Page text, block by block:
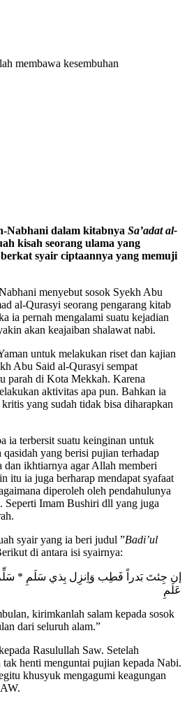
membawa kesembuhan
Nabhani dalam kitabnya Sa’adat al-
kisah seorang ulama yang
syair ciptaannya yang memuji
menyebut sosok Syekh Abu
al-Qurasyi seorang pengarang kitab
ia pernah mengalami suatu kejadian
akan keajaiban shalawat nabi.
untuk melakukan riset dan kajian
Abu Said al-Qurasyi sempat
parah di Kota Mekkah. Karena
aktivitas apa pun. Bahkan ia
yang sudah tidak bisa diharapkan
ia terbersit suatu keinginan untuk
qasidah yang berisi pujian terhadap
ikhtiarnya agar Allah memberi
itu ia juga berharap mendapat syafaat
diperoleh oleh pendahulunya
Seperti Imam Bushiri dll yang juga
syair yang ia beri judul ”Badi’ul
di antara isi syairnya:
إن جِئتَ بَدراً فَطِب وَاِنزِل بِذي سَلَمِ *
عَلَمِ
kirimkanlah salam kepada sosok
dari seluruh alam.”
Rasulullah Saw. Setelah
henti menguntai pujian kepada Nabi.
khusyuk mengagumi keagungan